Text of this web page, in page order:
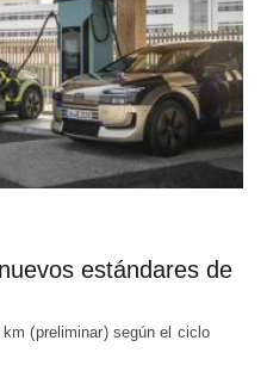
estándares de
(preliminar) según el ciclo